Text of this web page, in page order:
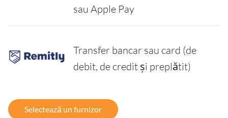
sau Apple Pay
Transfer bancar sau card (de
debit, de credit și preplătit)
Selectează un furnizor